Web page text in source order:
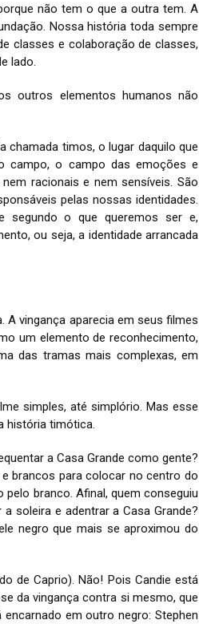
não tem o que a outra tem. A
Nossa história toda sempre
classes e colaboração de classes,
lado.
outros elementos humanos não
chamada timos, o lugar daquilo que
campo, o campo das emoções e
racionais e nem sensíveis. São
pelas nossas identidades.
segundo o que queremos ser e,
ou seja, a identidade arrancada
A vingança aparecia em seus filmes
um elemento de reconhecimento,
das tramas mais complexas, em
simples, até simplório. Mas esse
história timótica.
a Casa Grande como gente?
brancos para colocar no centro do
branco. Afinal, quem conseguiu
soleira e adentrar a Casa Grande?
negro que mais se aproximou do
de Caprio). Não! Pois Candie está
da vingança contra si mesmo, que
em outro negro: Stephen